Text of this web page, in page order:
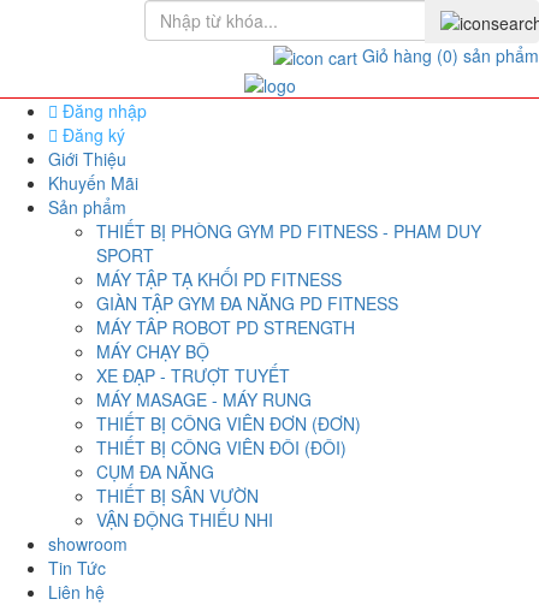
Giỏ hàng (0) sản phẩm
Đăng nhập
Đăng ký
Giới Thiệu
Khuyến Mãi
Sản phẩm
THIẾT BỊ PHÒNG GYM PD FITNESS - PHAM DUY
SPORT
MÁY TẬP TẠ KHỐI PD FITNESS
GIÀN TẬP GYM ĐA NĂNG PD FITNESS
MÁY TÂP ROBOT PD STRENGTH
MÁY CHẠY BỘ
XE ĐẠP - TRƯỢT TUYẾT
MÁY MASAGE - MÁY RUNG
THIẾT BỊ CÔNG VIÊN ĐƠN (ĐƠN)
THIẾT BỊ CÔNG VIÊN ĐÔI (ĐÔI)
CỤM ĐA NĂNG
THIẾT BỊ SÂN VƯỜN
VẬN ĐỘNG THIẾU NHI
showroom
Tin Tức
Liên hệ